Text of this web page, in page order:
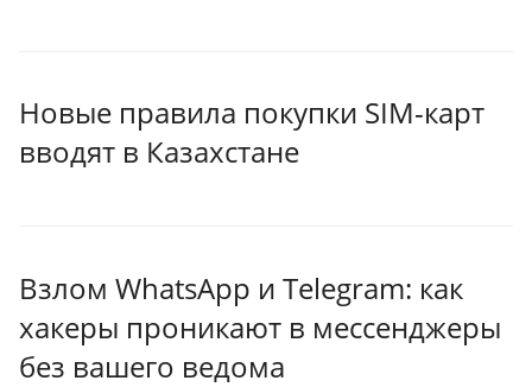
Новые правила покупки SIM-карт
вводят в Казахстане
Взлом WhatsApp и Telegram: как
хакеры проникают в мессенджеры
без вашего ведома